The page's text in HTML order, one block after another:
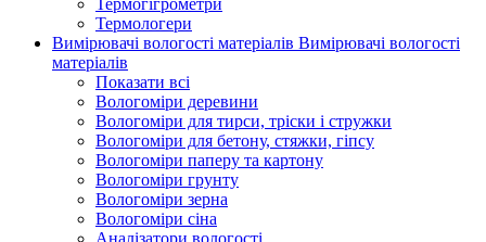
Термогігрометри
Термологери
Вимірювачі вологості матеріалів Вимірювачі вологості
матеріалів
Показати всі
Вологоміри деревини
Вологоміри для тирси, тріски і стружки
Вологоміри для бетону, стяжки, гіпсу
Вологоміри паперу та картону
Вологоміри грунту
Вологоміри зерна
Вологоміри сіна
Аналізатори вологості